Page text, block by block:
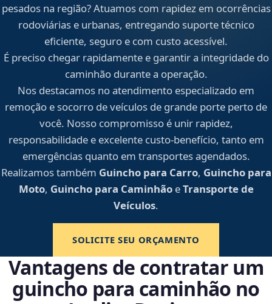
pesados na região? Atuamos com rapidez em ocorrências
rodoviárias e urbanas, entregando suporte técnico
eficiente, seguro e com custo acessível.
É preciso chegar rapidamente e garantir a integridade do
caminhão durante a operação.
Nos destacamos no atendimento especializado em
remoção e socorro de veículos de grande porte perto de
você. Nosso compromisso é unir rapidez,
responsabilidade e excelente custo-benefício, tanto em
emergências quanto em transportes agendados.
Realizamos também Guincho para Carro, Guincho para
Moto, Guincho para CaminhãoeTransporte de
Veículos.
SOLICITE SEU ORÇAMENTO
Vantagens de contratar um
guincho para caminhão no